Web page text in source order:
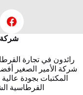
شركة
رائدون في تجارة
شركة الأمير الصغير
المكتبات بجودة
القرطاسية